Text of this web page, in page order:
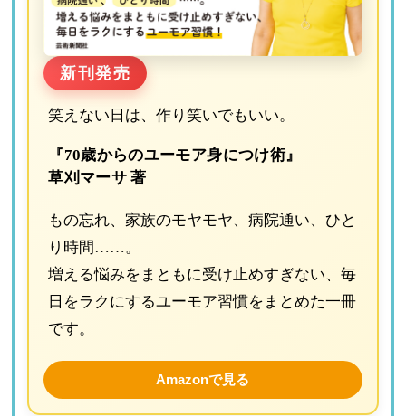
新刊発売
笑えない日は、作り笑いでもいい。
『70歳からのユーモア身につけ術』
草刈マーサ 著
もの忘れ、家族のモヤモヤ、病院通い、ひと
り時間……。
増える悩みをまともに受け止めすぎない、毎
日をラクにするユーモア習慣をまとめた一冊
です。
Amazonで見る